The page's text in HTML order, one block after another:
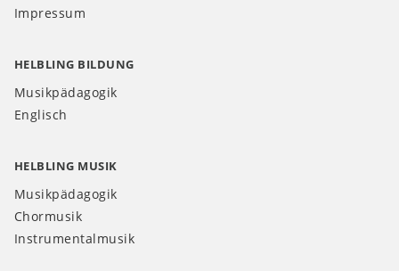
Impressum
HELBLING BILDUNG
Musikpädagogik
Englisch
HELBLING MUSIK
Musikpädagogik
Chormusik
Instrumentalmusik